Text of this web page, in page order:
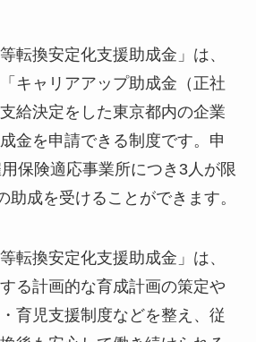
転換安定化支援助成金」は、
キャリアアップ助成金（正社
給決定をした東京都内の企業
金を申請できる制度です。申
保険適応事業所につき3人が限
助成を受けることができます。
転換安定化支援助成金」は、
る計画的な育成計画の策定や
育児支援制度などを整え、従